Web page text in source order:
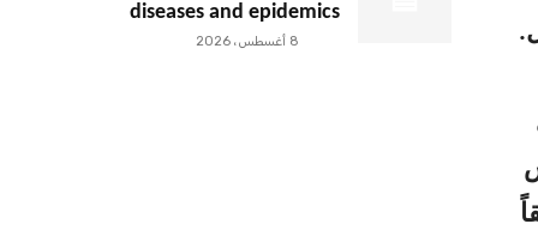
diseases and epidemics
8 أغسطس، 2026